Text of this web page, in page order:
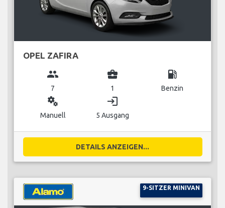
OPEL ZAFIRA
group
7
business_center
1
local_gas_station
Benzin
miscellaneous_services
Manuell
login
5 Ausgang
DETAILS ANZEIGEN...
9-SITZER MINIVAN